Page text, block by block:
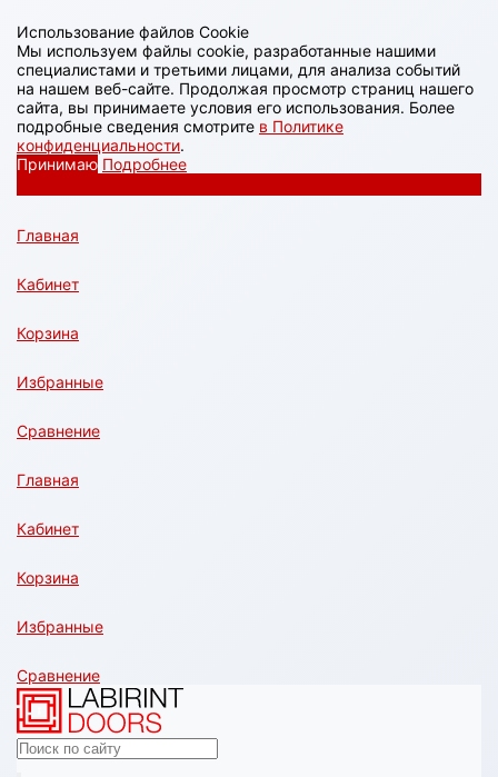
Использование файлов Cookie
Мы используем файлы cookie, разработанные нашими
специалистами и третьими лицами, для анализа событий
на нашем веб-сайте. Продолжая просмотр страниц нашего
сайта, вы принимаете условия его использования. Более
подробные сведения смотрите в Политике
конфиденциальности.
Принимаю Подробнее
Главная
Кабинет
Корзина
Избранные
Сравнение
Главная
Кабинет
Корзина
Избранные
Сравнение